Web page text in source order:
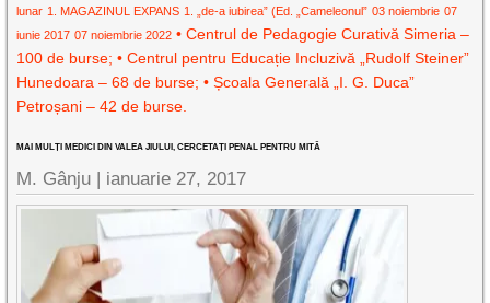
lunar 1. MAGAZINUL EXPANS 1. „de-a iubirea” (Ed. „Cameleonul” 03 noiembrie 07
iunie 2017 07 noiembrie 2022 • Centrul de Pedagogie Curativă Simeria –
100 de burse; • Centrul pentru Educație Incluzivă „Rudolf Steiner”
Hunedoara – 68 de burse; • Școala Generală „I. G. Duca”
Petroșani – 42 de burse.
MAI MULȚI MEDICI DIN VALEA JIULUI, CERCETAȚI PENAL PENTRU MITĂ
M. Gânju | ianuarie 27, 2017